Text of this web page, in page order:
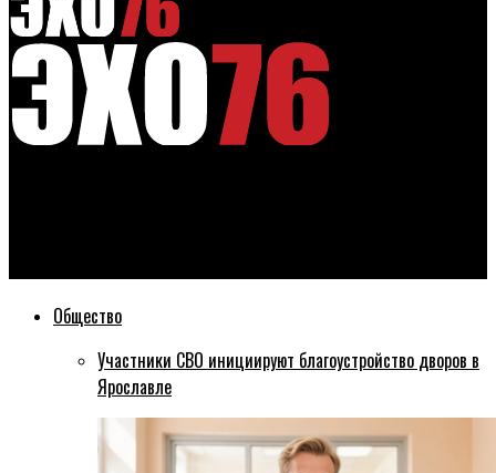
Общество
Участники СВО инициируют благоустройство дворов в
Ярославле